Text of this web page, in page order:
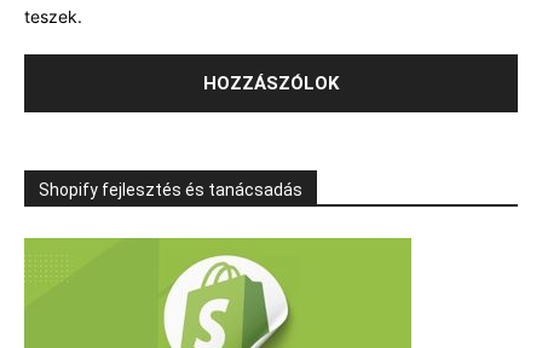
teszek.
Shopify fejlesztés és tanácsadás